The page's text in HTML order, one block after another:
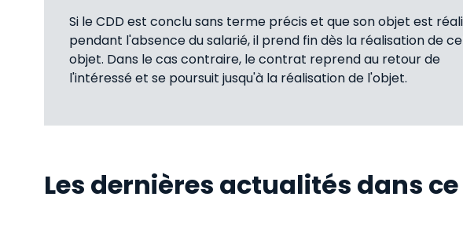
Si le CDD est conclu sans terme précis et que son objet est
pendant l'absence du salarié, il prend fin dès la réalisation de
objet. Dans le cas contraire, le contrat reprend au retour de
l'intéressé et se poursuit jusqu'à la réalisation de l'objet.
Les dernières actualités dans